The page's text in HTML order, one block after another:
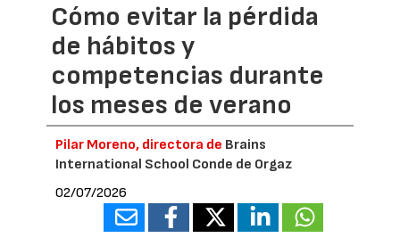
Cómo evitar la pérdida
de hábitos y
competencias durante
los meses de verano
Pilar Moreno, directora de Brains
International School Conde de Orgaz
02/07/2026